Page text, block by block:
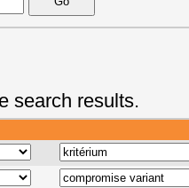
search results.